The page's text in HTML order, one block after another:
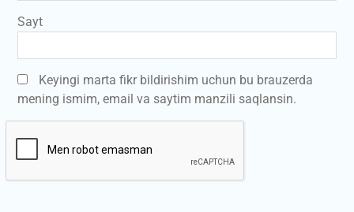
Sayt
Keyingi marta fikr bildirishim uchun bu brauzerda
mening ismim, email va saytim manzili saqlansin.